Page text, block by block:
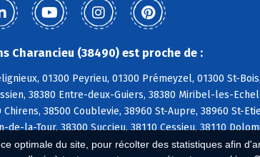
optimale du site, pour récolter des statistiques afin
Charancieu (38490) est proche de :
01300 Peyrieu, 01300 Prémeyzel, 01300 St-
38380 Entre-deux-Guiers, 38380 Miribel-les-
38500 Coublevie, 38960 St-Aupre, 38960 St-
la-Tour, 38300 Succieu, 38110 Cessieu, 38110